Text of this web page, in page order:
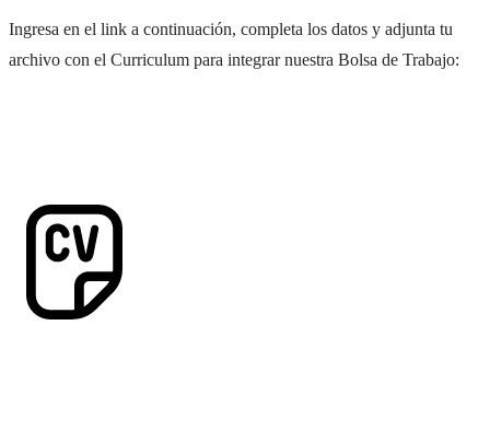
Ingresa en el link a continuación, completa los datos y adjunta tu
archivo con el Curriculum para integrar nuestra Bolsa de Trabajo: